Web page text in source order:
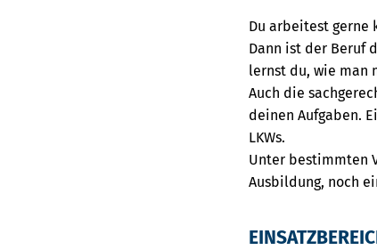
Du arbeitest
Dann ist der Beruf
lernst du, wie man
Auch die
deinen Aufgaben.
LKWs.
Unter bestimmten
Ausbildung, noch